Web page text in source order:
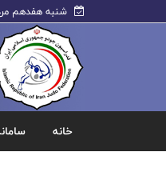
شنبه هفدهم
خانه